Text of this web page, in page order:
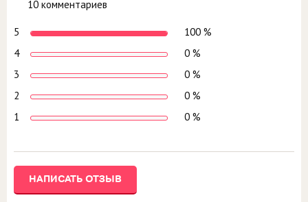
10 комментариев
5
100 %
4
0 %
3
0 %
2
0 %
1
0 %
НАПИСАТЬ ОТЗЫВ